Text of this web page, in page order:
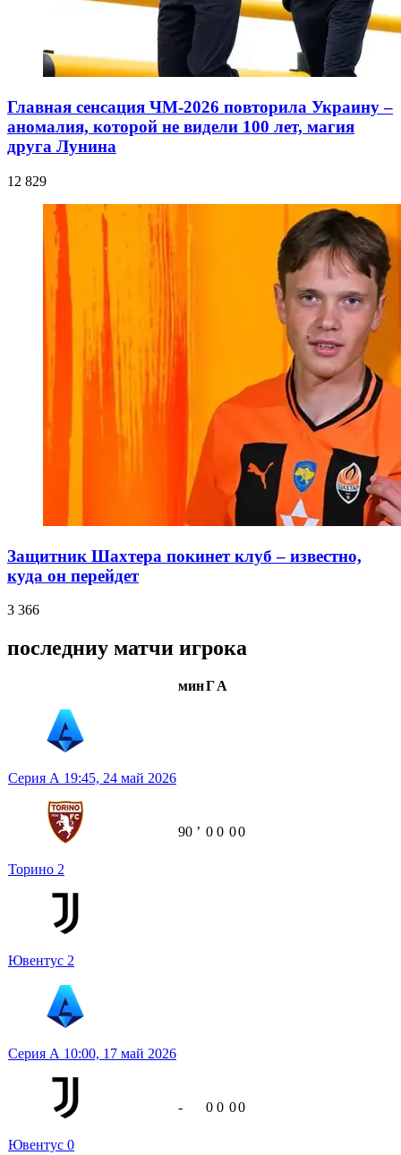
Главная сенсация ЧМ-2026 повторила Украину –
аномалия, которой не видели 100 лет, магия
друга Лунина
12 829
Защитник Шахтера покинет клуб – известно,
куда он перейдет
3 366
последниу матчи игрока
минГА
Серия А 19:45, 24 май 2026
Торино 2
Ювентус 2
90 ʼ 0 0 00
Серия А 10:00, 17 май 2026
Ювентус 0
- 0 0 00